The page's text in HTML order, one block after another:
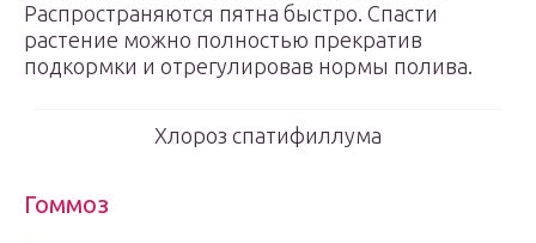
Распространяются пятна быстро. Спасти
растение можно полностью прекратив
подкормки и отрегулировав нормы полива.
Хлороз спатифиллума
Гоммоз